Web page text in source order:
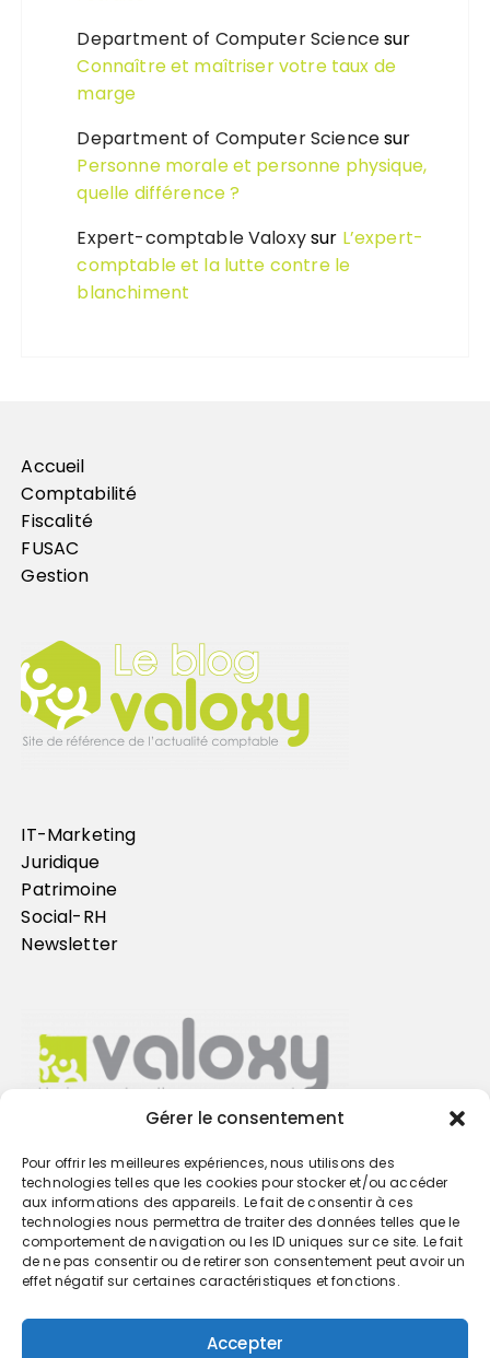
Gérer le consentement
Pour offrir les meilleures expériences, nous utilisons des
technologies telles que les cookies pour stocker et/ou accéder
aux informations des appareils. Le fait de consentir à ces
technologies nous permettra de traiter des données telles que le
comportement de navigation ou les ID uniques sur ce site. Le fait
de ne pas consentir ou de retirer son consentement peut avoir un
effet négatif sur certaines caractéristiques et fonctions.
Accepter
Department of Computer Sciencesur
Connaître et maîtriser votre taux de
marge
Department of Computer Sciencesur
Personne morale et personne physique,
quelle différence ?
Expert-comptable Valoxysur L’expert-
comptable et la lutte contre le
blanchiment
Accueil
Comptabilité
Fiscalité
FUSAC
Gestion
IT-Marketing
Juridique
Patrimoine
Social-RH
Newsletter
Trouvez votre cabinet
GO